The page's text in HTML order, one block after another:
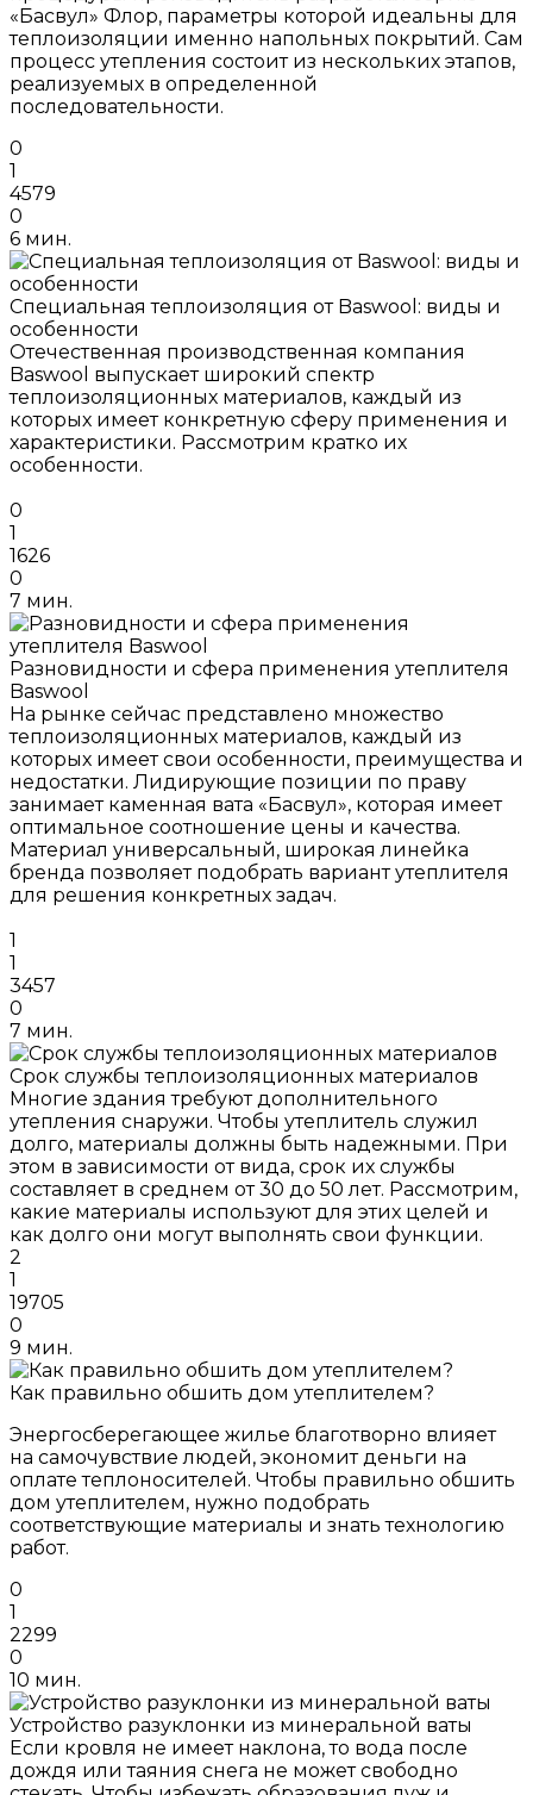
«Басвул» Флор, параметры которой идеальны для
теплоизоляции именно напольных покрытий. Сам
процесс утепления состоит из нескольких этапов,
реализуемых в определенной
последовательности.
0
1
4579
0
6 мин.
Специальная теплоизоляция от Baswool: виды и
особенности
Отечественная производственная компания
Baswool выпускает широкий спектр
теплоизоляционных материалов, каждый из
которых имеет конкретную сферу применения и
характеристики. Рассмотрим кратко их
особенности.
0
1
1626
0
7 мин.
Разновидности и сфера применения утеплителя
Baswool
На рынке сейчас представлено множество
теплоизоляционных материалов, каждый из
которых имеет свои особенности, преимущества и
недостатки. Лидирующие позиции по праву
занимает каменная вата «Басвул», которая имеет
оптимальное соотношение цены и качества.
Материал универсальный, широкая линейка
бренда позволяет подобрать вариант утеплителя
для решения конкретных задач.
1
1
3457
0
7 мин.
Срок службы теплоизоляционных материалов
Многие здания требуют дополнительного
утепления снаружи. Чтобы утеплитель служил
долго, материалы должны быть надежными. При
этом в зависимости от вида, срок их службы
составляет в среднем от 30 до 50 лет. Рассмотрим,
какие материалы используют для этих целей и
как долго они могут выполнять свои функции.
2
1
19705
0
9 мин.
Как правильно обшить дом утеплителем?
Энергосберегающее жилье благотворно влияет
на самочувствие людей, экономит деньги на
оплате теплоносителей. Чтобы правильно обшить
дом утеплителем, нужно подобрать
соответствующие материалы и знать технологию
работ.
0
1
2299
0
10 мин.
Устройство разуклонки из минеральной ваты
Если кровля не имеет наклона, то вода после
дождя или таяния снега не может свободно